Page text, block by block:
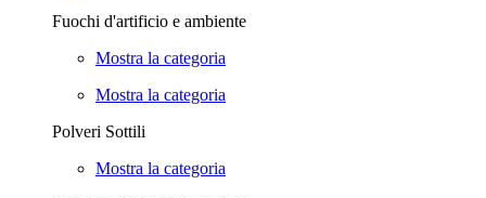
Fuochi d'artificio e ambiente
Mostra la categoria
Mostra la categoria
Polveri Sottili
Mostra la categoria